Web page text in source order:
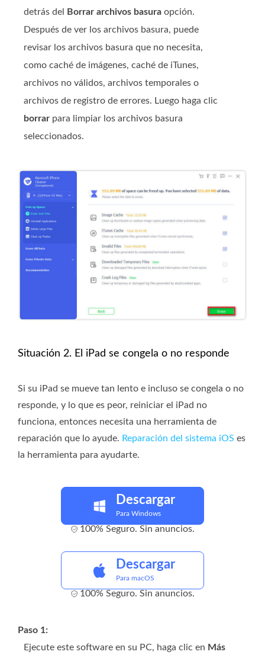
detrás del
Borrar archivos basura opción.
Después de ver los archivos basura, puede
revisar los archivos basura que no necesita,
como caché de imágenes, caché de iTunes,
archivos no válidos, archivos temporales o
archivos de registro de errores. Luego haga clic
borrar para limpiar los archivos basura
seleccionados.
Situación 2. El iPad se congela o no responde
Si su iPad se mueve tan lento e incluso se congela o no
responde, y lo que es peor, reiniciar el iPad no
funciona, entonces necesita una herramienta de
reparación que lo ayude. Reparación del sistema iOS es
la herramienta para ayudarte.
Descargar
Para Windows
100% Seguro. Sin anuncios.
Descargar
Para macOS
100% Seguro. Sin anuncios.
Paso 1:
Ejecute este software en su PC, haga clic en Más